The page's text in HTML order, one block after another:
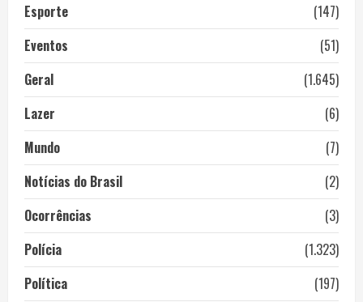
Esporte
(147)
Eventos
(51)
Geral
(1.645)
Lazer
(6)
Mundo
(7)
Notícias do Brasil
(2)
Ocorrências
(3)
Polícia
(1.323)
Política
(197)